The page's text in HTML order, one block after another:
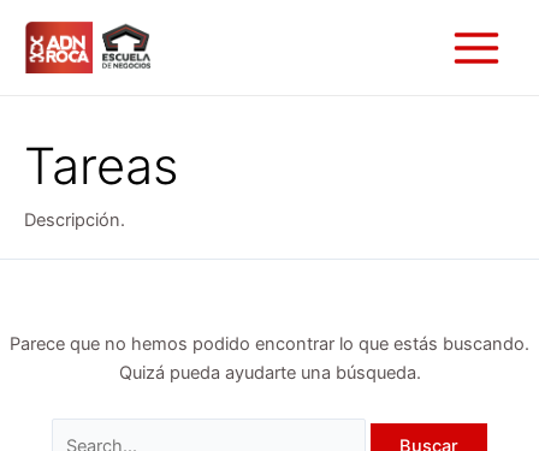
contenido
Menu
Tareas
Descripción.
Parece que no hemos podido encontrar lo que estás buscando.
Quizá pueda ayudarte una búsqueda.
por: